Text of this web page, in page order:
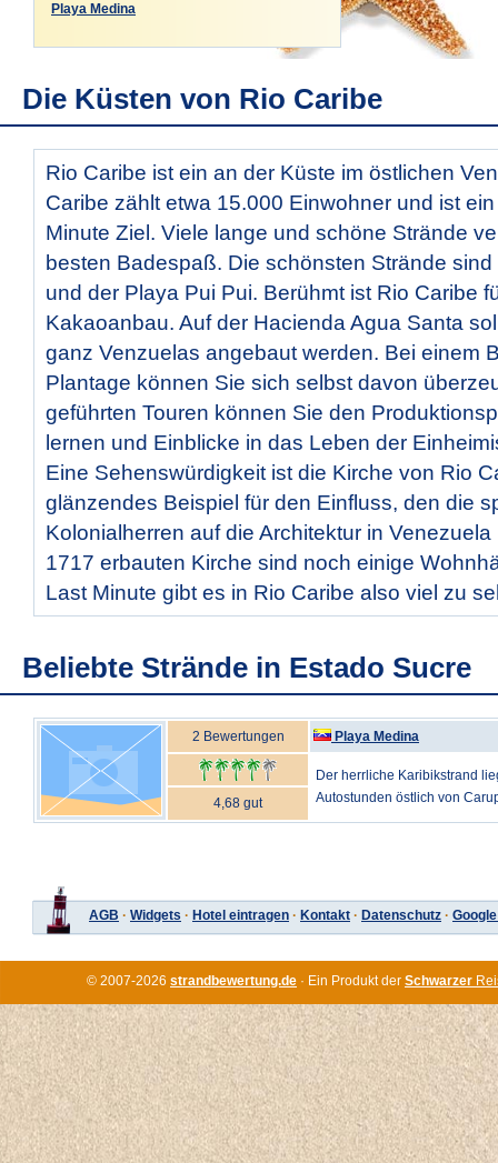
Playa Medina
Die Küsten von Rio Caribe
Rio Caribe ist ein an der Küste im östlichen
Caribe zählt etwa 15.000 Einwohner und ist
Minute Ziel. Viele lange und schöne Strände
besten Badespaß. Die schönsten Strände
und der Playa Pui Pui. Berühmt ist Rio Caribe
Kakaoanbau. Auf der Hacienda Agua Santa
ganz Venzuelas angebaut werden. Bei einem
Plantage können Sie sich selbst davon
geführten Touren können Sie den
lernen und Einblicke in das Leben der
Eine Sehenswürdigkeit ist die Kirche von Rio
glänzendes Beispiel für den Einfluss, den die
Kolonialherren auf die Architektur in
1717 erbauten Kirche sind noch einige
Last Minute gibt es in Rio Caribe also viel zu
Beliebte Strände in Estado Sucre
2 Bewertungen Playa Medina
Der herrliche Karibikstrand
Autostunden östlich von
4,68 gut
AGB · Widgets · Hotel eintragen · Kontakt · Datenschutz ·
© 2007-2026 strandbewertung.de · Ein Produkt der Schwarzer